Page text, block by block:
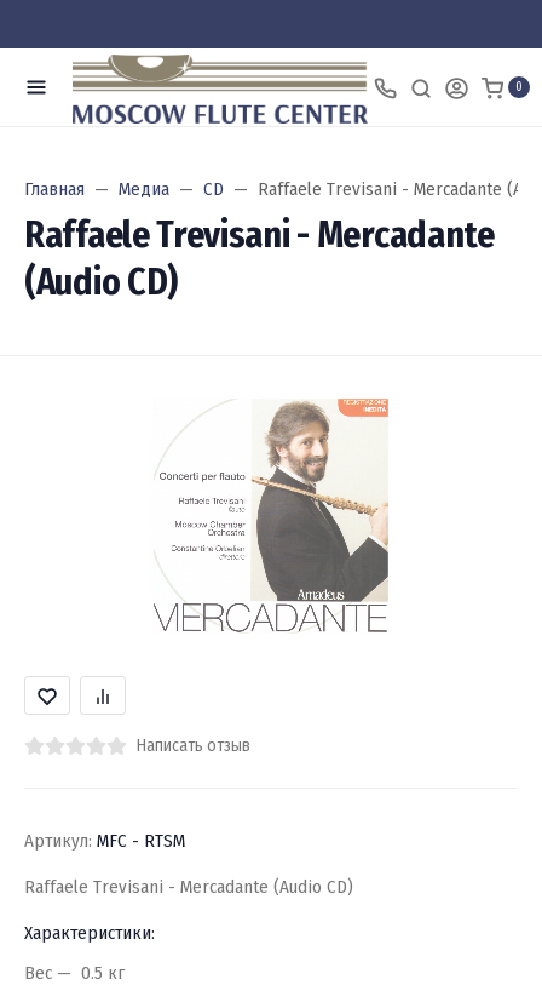
0
Главная Медиа CD Raffaele Trevisani - Mercadante
Raffaele Trevisani - Mercadante
(Audio CD)
Написать отзыв
Артикул: MFC - RTSM
Raffaele Trevisani - Mercadante (Audio CD)
Характеристики:
Вес
0.5 кг